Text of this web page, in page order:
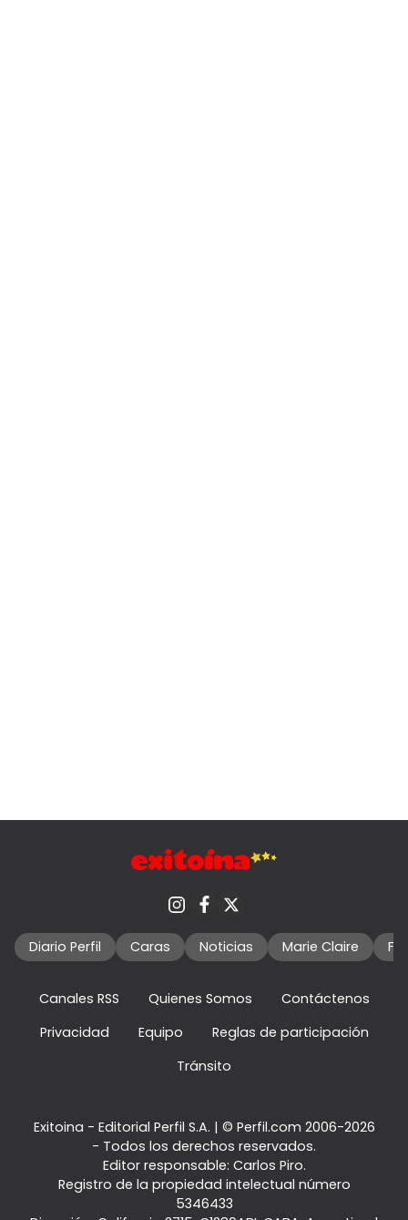
Diario Perfil Caras Noticias Marie Claire
Canales RSS Quienes Somos
Contáctenos
Privacidad
Equipo
Reglas de participación
Tránsito
Exitoina - Editorial Perfil S.A. | © Perfil.com 2006-2026
- Todos los derechos reservados.
Editor responsable: Carlos Piro.
Registro de la propiedad intelectual número
5346433